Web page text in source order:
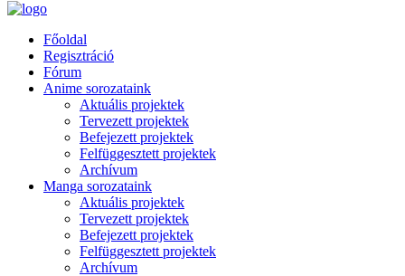
Főoldal
Regisztráció
Fórum
Anime sorozataink
Aktuális projektek
Tervezett projektek
Befejezett projektek
Felfüggesztett projektek
Archívum
Manga sorozataink
Aktuális projektek
Tervezett projektek
Befejezett projektek
Felfüggesztett projektek
Archívum